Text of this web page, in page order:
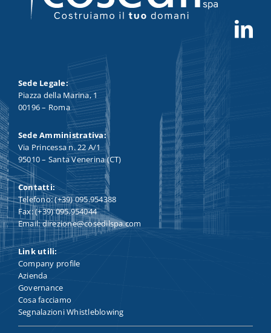
Sede Legale:
Piazza della Marina, 1
00196 – Roma
Sede Amministrativa:
Via Princessa n. 22 A/1
95010 – Santa Venerina (CT)
Contatti:
Telefono: (+39) 095.954388
Fax: (+39) 095.954044
Email: direzione@cosedilspa.com
Link utili:
Company profile
Azienda
Governance
Cosa facciamo
Segnalazioni Whistleblowing